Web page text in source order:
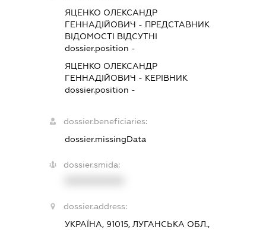
ЯЦЕНКО ОЛЕКСАНДР
ГЕННАДІЙОВИЧ - ПРЕДСТАВНИК
ВІДОМОСТІ ВІДСУТНІ
dossier.position -
ЯЦЕНКО ОЛЕКСАНДР
ГЕННАДІЙОВИЧ - КЕРІВНИК
dossier.position -
dossier.beneficiaries:
dossier.missingData
dossier.smida:
dossier.address:
УКРАЇНА, 91015, ЛУГАНСЬКА ОБЛ.,